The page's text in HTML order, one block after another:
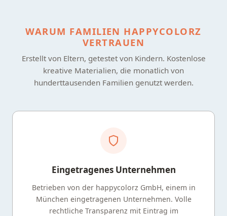
WARUM FAMILIEN HAPPYCOLORZ
VERTRAUEN
Erstellt von Eltern, getestet von Kindern. Kostenlose
kreative Materialien, die monatlich von
hunderttausenden Familien genutzt werden.
Eingetragenes Unternehmen
Betrieben von der happycolorz GmbH, einem in
München eingetragenen Unternehmen. Volle
rechtliche Transparenz mit Eintrag im